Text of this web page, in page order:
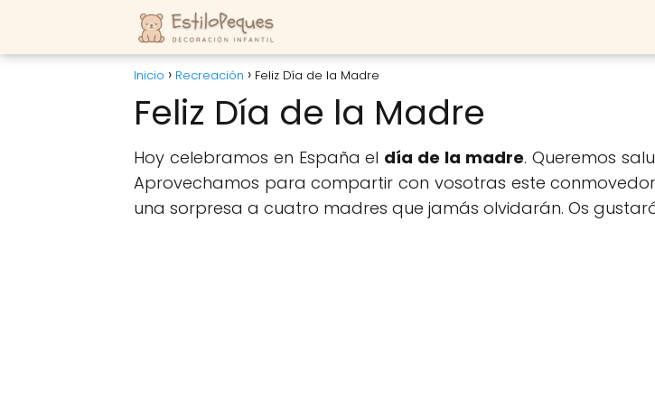
Inicio Recreación Feliz Día de la Madre
Feliz Día de la Madre
Hoy celebramos en España el día de la madre. Queremos
Aprovechamos para compartir con vosotras este
una sorpresa a cuatro madres que jamás olvidarán. Os